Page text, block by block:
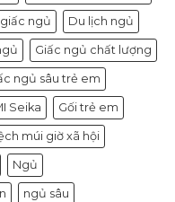
ngủ Du lịch ngủ
Giấc ngủ chất lượng
ngủ sâu trẻ em
Seika Gối trẻ em
múi giờ xã hội
Ngủ
ngủ sâu